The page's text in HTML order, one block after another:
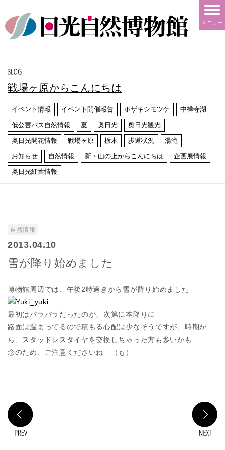
メニュー
戦場ヶ原からこんにちは
イベント情報 イベント開催報告 ホザキシモツケ 中禅寺湖
低公害バス自然情報 夏 奥日光 奥日光観光
奥日光開花情報 戦場ヶ原 栃木 歩道状況 湯滝
お知らせ 自然情報 新・山の上からこんにちは 企画展情報
奥日光紅葉情報
自然情報
2013.04.10
雪が降り始めました
博物館周辺では、午後2時過ぎから雪が降り始めました
最初はパラパラだったのが、次第に本降りに
路面は温まってるので積もる心配は少なそうですが、時期が
ら、スタッドレスタイヤを交換しちゃった方も多いかも
念のため、ご注意くださいね （も）